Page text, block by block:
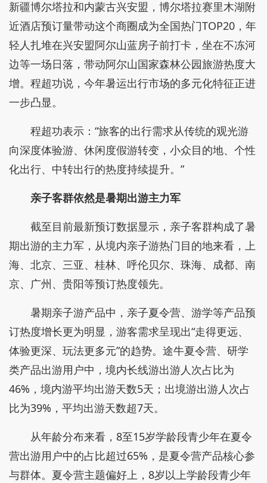
新疆博尔塔拉和内蒙古兴安盟，博尔塔拉赛里木湖附
近酒店预订量带动这个商圈成为全国热门TOP20，年
轻人扎堆在兴安盟阿尔山蓝房子前打卡，坐在不冻河
边等一场日落，带动阿尔山国家森林公园旅游热度大
增。程超功说，今年暑运出行市场的多元化特征正进
一步凸显。
程超功表示：“旅客的出行需求从传统的观光游
向深度体验游、休闲度假游转变，小众目的地、个性
化出行、中转出行的热度持续提升。”
亲子客群依然是暑期出游主力军
截至目前最新预订数据显示，亲子客群构成了暑
期出游的主力军，从境内亲子游热门目的地来看，上
海、北京、三亚、桂林、呼伦贝尔、珠海、成都、南
京、广州、贵阳等预订热度领先。
暑期亲子游产品中，亲子夏令营、游学等产品预
订热度增长更为明显，游客需求呈现出“走得更远、
体验更深、玩法更多元”的趋势。途牛夏令营、研学
类产品出游用户中，境内长线游出游人次占比为
46%，境内游平均出游天数5天；出境游出游人次占
比为39%，平均出游天数超7天。
从年龄分布来看，8至15岁学龄段青少年在夏令
营出游用户中的占比超过65%，是夏令营产品核心参
与群体。夏令营主题偏好上，8岁以上学龄段青少年